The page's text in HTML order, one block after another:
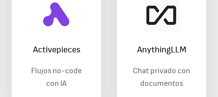
Activepieces
Flujos no-code
con IA
AnythingLLM
Chat privado con
documentos